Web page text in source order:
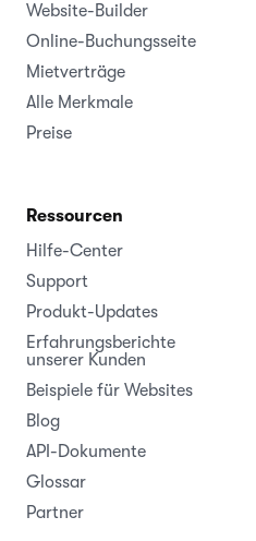
Website-Builder
Online-Buchungsseite
Mietverträge
Alle Merkmale
Preise
Ressourcen
Hilfe-Center
Support
Produkt-Updates
Erfahrungsberichte
unserer Kunden
Beispiele für Websites
Blog
API-Dokumente
Glossar
Partner